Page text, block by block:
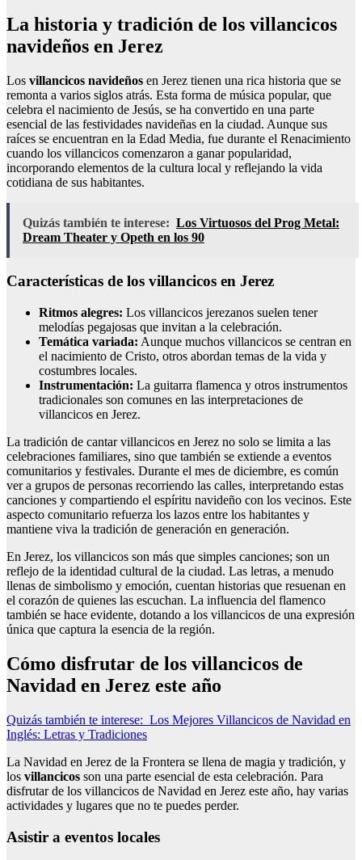
La historia y tradición de los villancicos
navideños en Jerez
Los villancicos navideños en Jerez tienen una rica historia que se
remonta a varios siglos atrás. Esta forma de música popular, que
celebra el nacimiento de Jesús, se ha convertido en una parte
esencial de las festividades navideñas en la ciudad. Aunque sus
raíces se encuentran en la Edad Media, fue durante el Renacimiento
cuando los villancicos comenzaron a ganar popularidad,
incorporando elementos de la cultura local y reflejando la vida
cotidiana de sus habitantes.
Quizás también te interese: Los Virtuosos del Prog Metal:
Dream Theater y Opeth en los 90
Características de los villancicos en Jerez
Ritmos alegres: Los villancicos jerezanos suelen tener
melodías pegajosas que invitan a la celebración.
Temática variada: Aunque muchos villancicos se centran en
el nacimiento de Cristo, otros abordan temas de la vida y
costumbres locales.
Instrumentación: La guitarra flamenca y otros instrumentos
tradicionales son comunes en las interpretaciones de
villancicos en Jerez.
La tradición de cantar villancicos en Jerez no solo se limita a las
celebraciones familiares, sino que también se extiende a eventos
comunitarios y festivales. Durante el mes de diciembre, es común
ver a grupos de personas recorriendo las calles, interpretando estas
canciones y compartiendo el espíritu navideño con los vecinos. Este
aspecto comunitario refuerza los lazos entre los habitantes y
mantiene viva la tradición de generación en generación.
En Jerez, los villancicos son más que simples canciones; son un
reflejo de la identidad cultural de la ciudad. Las letras, a menudo
llenas de simbolismo y emoción, cuentan historias que resuenan en
el corazón de quienes las escuchan. La influencia del flamenco
también se hace evidente, dotando a los villancicos de una expresión
única que captura la esencia de la región.
Cómo disfrutar de los villancicos de
Navidad en Jerez este año
Quizás también te interese: Los Mejores Villancicos de Navidad en
Inglés: Letras y Tradiciones
La Navidad en Jerez de la Frontera se llena de magia y tradición, y
los villancicos son una parte esencial de esta celebración. Para
disfrutar de los villancicos de Navidad en Jerez este año, hay varias
actividades y lugares que no te puedes perder.
Asistir a eventos locales